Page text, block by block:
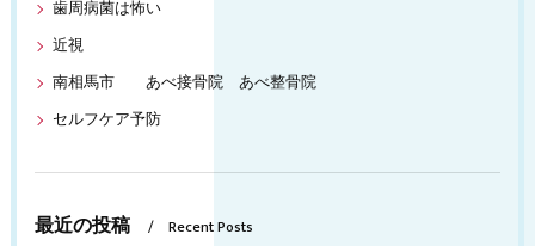
歯周病菌は怖い
近視
南相馬市 あべ接骨院 あべ整骨院
セルフケア予防
最近の投稿 Recent Posts